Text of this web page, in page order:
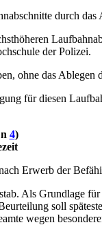
durch das
der Polizei.
ohne das Ablegen
für diesen
4)
Erwerb der
Als Grundlage
soll
wegen